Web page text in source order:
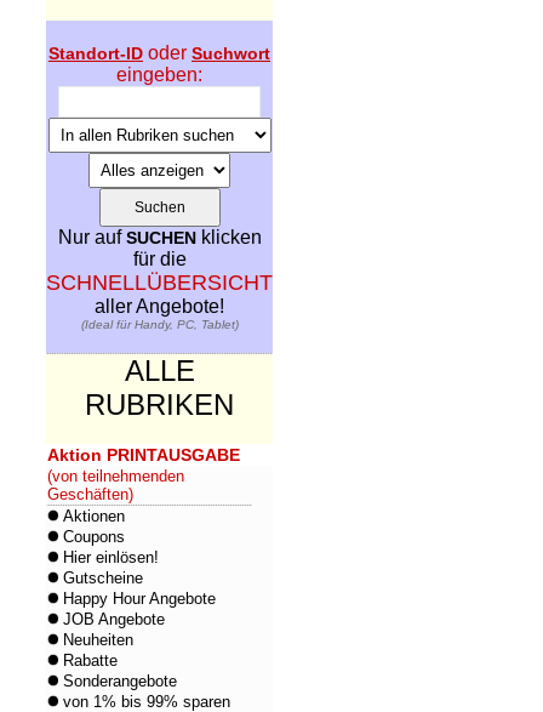
Standort-ID oder Suchwort
eingeben:
Nur aufSUCHEN klicken
für die
SCHNELLÜBERSICHT
aller Angebote!
(Ideal für Handy, PC, Tablet)
ALLE
RUBRIKEN
Aktion PRINTAUSGABE
(von teilnehmenden
Geschäften)
Aktionen
Coupons
Hier einlösen!
Gutscheine
Happy Hour Angebote
JOB Angebote
Neuheiten
Rabatte
Sonderangebote
von 1% bis 99% sparen